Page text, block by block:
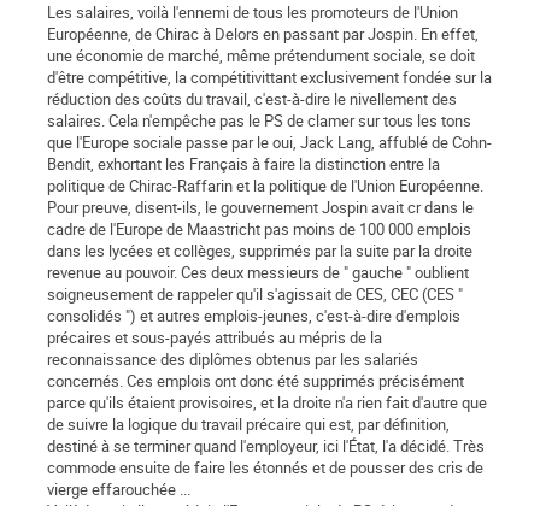
Les salaires, voilà l'ennemi de tous les promoteurs de l'Union
Européenne, de Chirac à Delors en passant par Jospin. En effet,
une économie de marché, même prétendument sociale, se doit
d'être compétitive, la compétitivittant exclusivement fondée sur la
réduction des coûts du travail, c'est-à-dire le nivellement des
salaires. Cela n'empêche pas le PS de clamer sur tous les tons
que l'Europe sociale passe par le oui, Jack Lang, affublé de Cohn-
Bendit, exhortant les Français à faire la distinction entre la
politique de Chirac-Raffarin et la politique de l'Union Européenne.
Pour preuve, disent-ils, le gouvernement Jospin avait cr dans le
cadre de l'Europe de Maastricht pas moins de 100 000 emplois
dans les lycées et collèges, supprimés par la suite par la droite
revenue au pouvoir. Ces deux messieurs de " gauche " oublient
soigneusement de rappeler qu'il s'agissait de CES, CEC (CES "
consolidés ") et autres emplois-jeunes, c'est-à-dire d'emplois
précaires et sous-payés attribués au mépris de la
reconnaissance des diplômes obtenus par les salariés
concernés. Ces emplois ont donc été supprimés précisément
parce qu'ils étaient provisoires, et la droite n'a rien fait d'autre que
de suivre la logique du travail précaire qui est, par définition,
destiné à se terminer quand l'employeur, ici l'État, l'a décidé. Très
commode ensuite de faire les étonnés et de pousser des cris de
vierge effarouchée ...